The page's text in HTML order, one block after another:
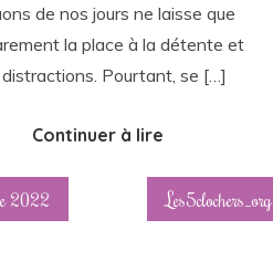
privatif
?
de nos jours ne laisse que
la place à la détente et
Pourtant, se […]
Continuer à lire
2022 Les5clochers_org